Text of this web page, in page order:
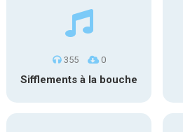
355 0
Sifflements à la bouche